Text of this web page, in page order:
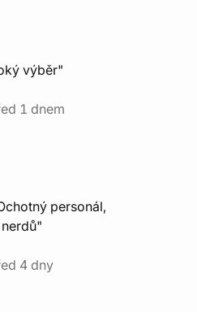
výběr"
1 dnem
personál,
4 dny